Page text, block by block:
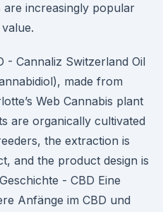
are increasingly popular
- Cannaliz Switzerland Oil
made from
Web Cannabis plant
are organically cultivated
the extraction is
and the product design is
- CBD Eine
Anfänge im CBD und